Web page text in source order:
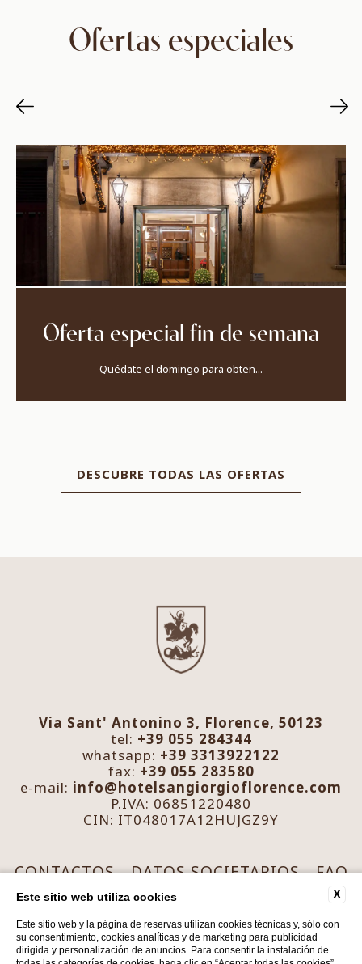
Ofertas especiales
Oferta especial fin de semana
Quédate el domingo para obten...
DESCUBRE TODAS LAS OFERTAS
Via Sant' Antonino 3, Florence, 50123
tel: +39 055 284344
whatsapp: +39 3313922122
fax: +39 055 283580
e-mail: info@hotelsangiorgioflorence.com
P.IVA: 06851220480
CIN: IT048017A12HUJGZ9Y
CONTACTOS DATOS SOCIETARIOS
FAQ
PRIVACY
COOKIE X
Este sitio web utiliza cookies
Este sitio web y la página de reservas utilizan cookies técnicas y, sólo con
su consentimiento, cookies analíticas y de marketing para publicidad
dirigida y personalización de anuncios. Para consentir la instalación de